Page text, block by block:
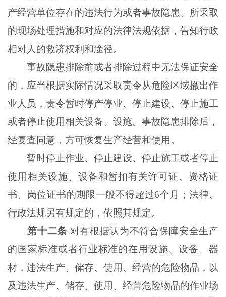
产经营单位存在的违法行为或者事故隐患、所采取
的现场处理措施和对应的法律法规依据，告知行政
相对人的救济权利和途径。
事故隐患排除前或者排除过程中无法保证安全
的，应当根据实际情况采取责令从危险区域撤出作
业人员，责令暂时停产停业、停止建设、停止施工
或者停止使用相关设备、设施。事故隐患排除后，
经复查同意，方可恢复生产经营和使用。
暂时停止作业、停止建设、停止施工或者停止
使用相关设施、设备和暂扣有关许可证、资格证
书、岗位证书的期限一般不得超过6个月；法律、
行政法规另有规定的，依照其规定。
第十二条 对有根据认为不符合保障安全生产
的国家标准或者行业标准的在用设施、设备、器
材，违法生产、储存、使用、经营的危险物品，以
及违法生产、储存、使用、经营危险物品的作业场